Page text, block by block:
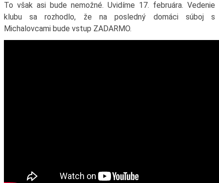
To však asi bude nemožné. Uvidíme 17. februára. Vedenie
klubu sa rozhodlo, že na posledný domáci súboj s
Michalovcami bude vstup ZADARMO.